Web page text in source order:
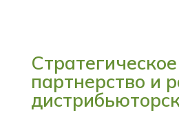
Стратегическое
партнерство и